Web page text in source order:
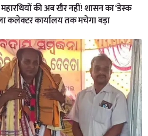
की अब खैर नहीं! शासन का ‘डेस्क
कलेक्टर कार्यालय तक मचेगा बड़ा